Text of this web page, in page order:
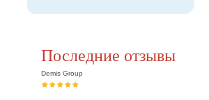
Последние отзывы
Demis Group